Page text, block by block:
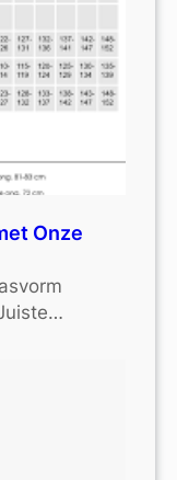
Onze